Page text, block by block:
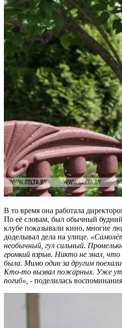
В то время она работала
По её словам, был обычный
клубе показывали кино, многие
доделывал дела на улице.
необычный, гул сильный.
громкий взрыв. Никто не знал,
была. Мимо один за другим
Кто-то вызвал пожарных. Уже
погиб», - поделилась